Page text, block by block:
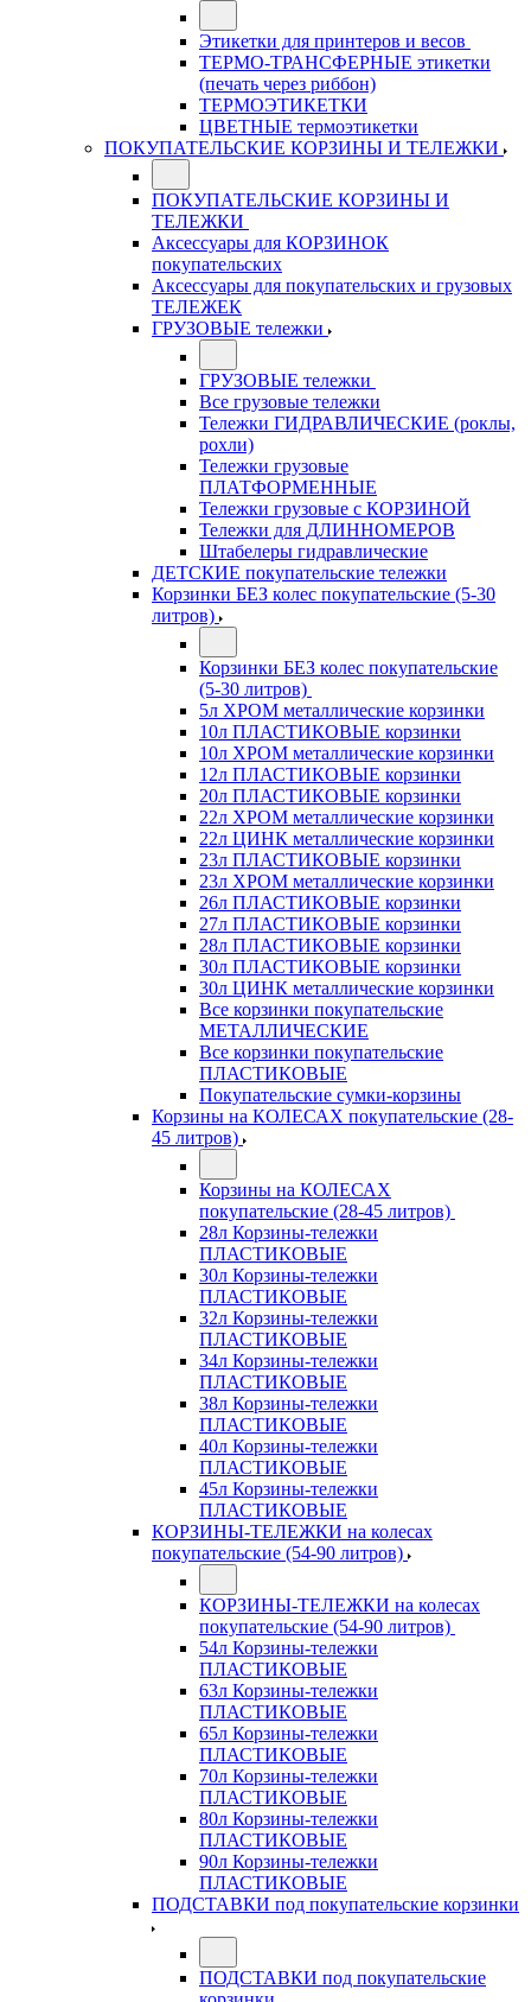
Этикетки для принтеров и весов
ТЕРМО-ТРАНСФЕРНЫЕ этикетки
(печать через риббон)
ТЕРМОЭТИКЕТКИ
ЦВЕТНЫЕ термоэтикетки
ПОКУПАТЕЛЬСКИЕ КОРЗИНЫ И ТЕЛЕЖКИ
ПОКУПАТЕЛЬСКИЕ КОРЗИНЫ И
ТЕЛЕЖКИ
Аксессуары для КОРЗИНОК
покупательских
Аксессуары для покупательских и грузовых
ТЕЛЕЖЕК
ГРУЗОВЫЕ тележки
ГРУЗОВЫЕ тележки
Все грузовые тележки
Тележки ГИДРАВЛИЧЕСКИЕ (роклы,
рохли)
Тележки грузовые
ПЛАТФОРМЕННЫЕ
Тележки грузовые с КОРЗИНОЙ
Тележки для ДЛИННОМЕРОВ
Штабелеры гидравлические
ДЕТСКИЕ покупательские тележки
Корзинки БЕЗ колес покупательские (5-30
литров)
Корзинки БЕЗ колес покупательские
(5-30 литров)
5л ХРОМ металлические корзинки
10л ПЛАСТИКОВЫЕ корзинки
10л ХРОМ металлические корзинки
12л ПЛАСТИКОВЫЕ корзинки
20л ПЛАСТИКОВЫЕ корзинки
22л ХРОМ металлические корзинки
22л ЦИНК металлические корзинки
23л ПЛАСТИКОВЫЕ корзинки
23л ХРОМ металлические корзинки
26л ПЛАСТИКОВЫЕ корзинки
27л ПЛАСТИКОВЫЕ корзинки
28л ПЛАСТИКОВЫЕ корзинки
30л ПЛАСТИКОВЫЕ корзинки
30л ЦИНК металлические корзинки
Все корзинки покупательские
МЕТАЛЛИЧЕСКИЕ
Все корзинки покупательские
ПЛАСТИКОВЫЕ
Покупательские сумки-корзины
Корзины на КОЛЕСАХ покупательские (28-
45 литров)
Корзины на КОЛЕСАХ
покупательские (28-45 литров)
28л Корзины-тележки
ПЛАСТИКОВЫЕ
30л Корзины-тележки
ПЛАСТИКОВЫЕ
32л Корзины-тележки
ПЛАСТИКОВЫЕ
34л Корзины-тележки
ПЛАСТИКОВЫЕ
38л Корзины-тележки
ПЛАСТИКОВЫЕ
40л Корзины-тележки
ПЛАСТИКОВЫЕ
45л Корзины-тележки
ПЛАСТИКОВЫЕ
КОРЗИНЫ-ТЕЛЕЖКИ на колесах
покупательские (54-90 литров)
КОРЗИНЫ-ТЕЛЕЖКИ на колесах
покупательские (54-90 литров)
54л Корзины-тележки
ПЛАСТИКОВЫЕ
63л Корзины-тележки
ПЛАСТИКОВЫЕ
65л Корзины-тележки
ПЛАСТИКОВЫЕ
70л Корзины-тележки
ПЛАСТИКОВЫЕ
80л Корзины-тележки
ПЛАСТИКОВЫЕ
90л Корзины-тележки
ПЛАСТИКОВЫЕ
ПОДСТАВКИ под покупательские корзинки
ПОДСТАВКИ под покупательские